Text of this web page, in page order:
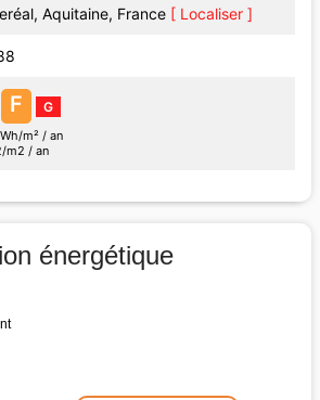
Aquitaine, France [ Localiser ]
F G
m² / an
m2 / an
énergétique